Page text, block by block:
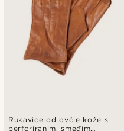
Rukavice od ovčje kože s
perforiranim, smeđim